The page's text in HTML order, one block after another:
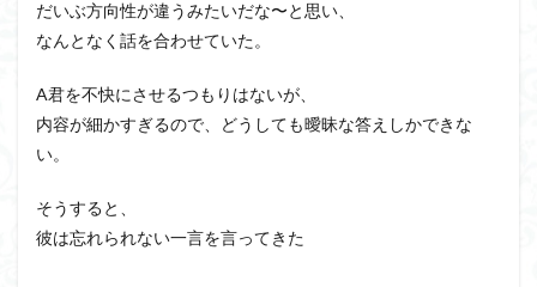
だいぶ方向性が違うみたいだな〜と思い、
なんとなく話を合わせていた。
A君を不快にさせるつもりはないが、
内容が細かすぎるので、どうしても曖昧な答えしかできな
い。
そうすると、
彼は忘れられない一言を言ってきた